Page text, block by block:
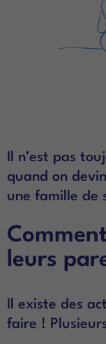
Il n’est pas
quand on
une famille de
leurs
Il existe des
faire !